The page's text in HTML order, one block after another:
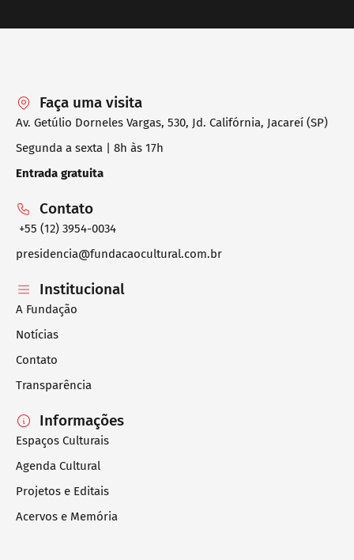
Faça uma visita
Av. Getúlio Dorneles Vargas, 530, Jd. Califórnia, Jacareí (SP)
Segunda a sexta | 8h às 17h
Entrada gratuita
Contato
+55 (12) 3954-0034
presidencia@fundacaocultural.com.br
Institucional
A Fundação
Notícias
Contato
Transparência
Informações
Espaços Culturais
Agenda Cultural
Projetos e Editais
Acervos e Memória